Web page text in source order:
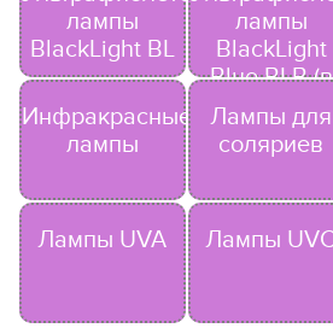
лампы
BlackLight BL
лампы
BlackLight
Blue BLB (в
чёрном
стекле)
Инфракрасные
лампы
Лампы для
соляриев
Лампы UVA Лампы